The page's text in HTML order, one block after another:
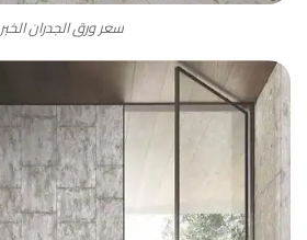
سعر ورق الجدران الخبر